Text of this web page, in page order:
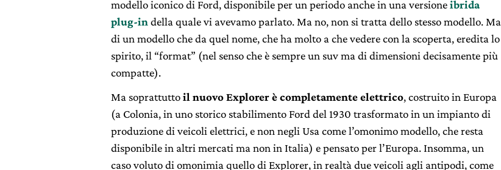
modello iconico di Ford, disponibile per un periodo anche in una versioneibrida
plug-in della quale vi avevamo parlato. Ma no, non si tratta dello stesso modello. Ma
di un modello che da quel nome, che ha molto a che vedere con la scoperta, eredita lo
spirito, il “format” (nel senso che è sempre un suv ma di dimensioni decisamente più
compatte).
Ma soprattuttoil nuovo Explorer è completamente elettrico, costruito in Europa
(a Colonia, in uno storico stabilimento Ford del 1930 trasformato in un impianto di
produzione di veicoli elettrici, e non negli Usa come l’omonimo modello, che resta
disponibile in altri mercati ma non in Italia) e pensato per l’Europa. Insomma, un
caso voluto di omonimia quello di Explorer, in realtà due veicoli agli antipodi, come